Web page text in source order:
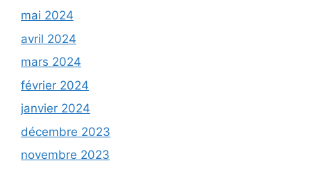
mai 2024
avril 2024
mars 2024
février 2024
janvier 2024
décembre 2023
novembre 2023